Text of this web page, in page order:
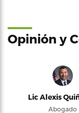
Opinión y
Lic Alexis
Abogado